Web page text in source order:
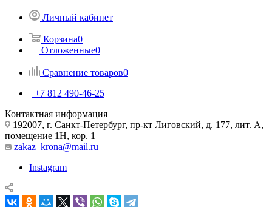
Личный кабинет
Корзина0
Отложенные0
Сравнение товаров0
+7 812 490-46-25
Контактная информация
192007, г. Санкт-Петербург, пр-кт Лиговский, д. 177, лит. А,
помещение 1Н, кор. 1
zakaz_krona@mail.ru
Instagram